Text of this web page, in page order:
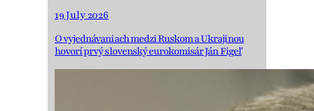
19 July 2026
O vyjednávaniach medzi Ruskom a Ukrajinou
hovorí prvý slovenský eurokomisár Ján Figeľ